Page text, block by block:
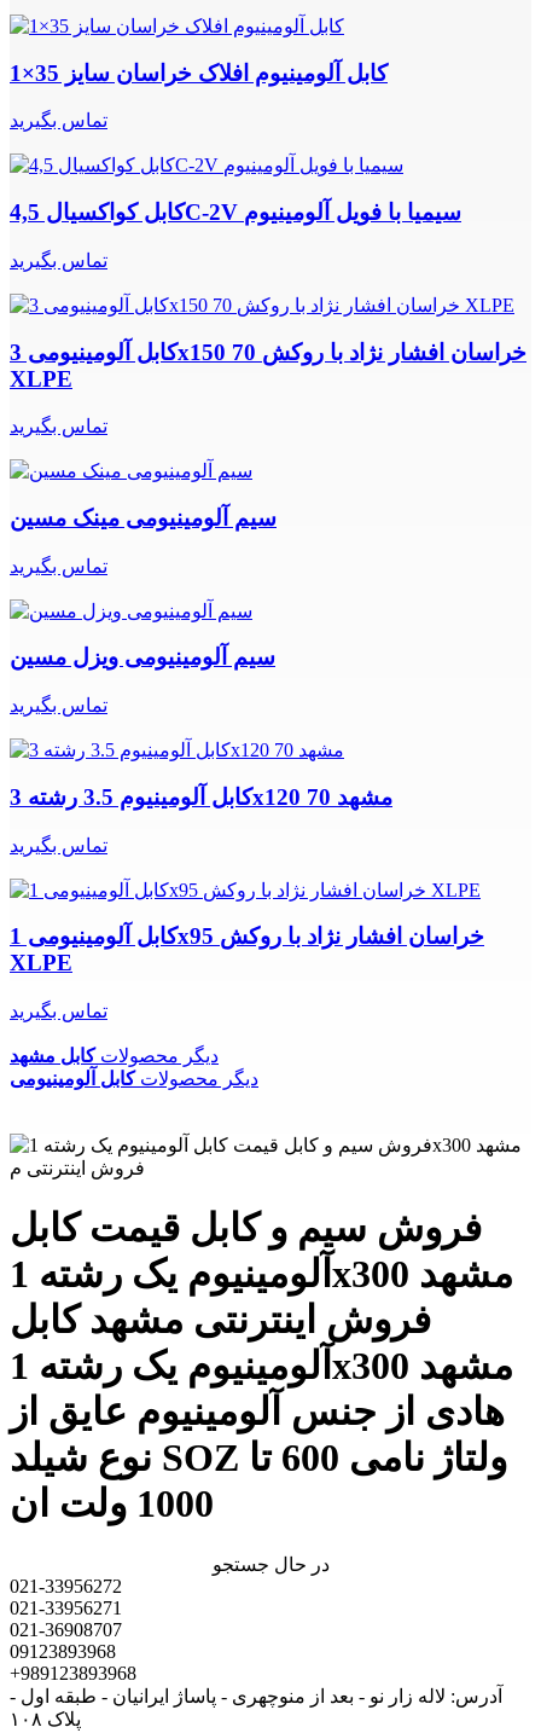
کابل آلومینیوم افلاک خراسان سایز 35×1
تماس بگیرید
کابل کواکسیال 4,5C-2V سیمیا با فویل آلومینیوم
تماس بگیرید
کابل آلومینیومی 3x150 70 خراسان افشار نژاد با روکش
XLPE
تماس بگیرید
سیم آلومینیومی مینک مسین
تماس بگیرید
سیم آلومینیومی ویزل مسین
تماس بگیرید
کابل آلومینیوم 3.5 رشته 3x120 70 مشهد
تماس بگیرید
کابل آلومینیومی 1x95 خراسان افشار نژاد با روکش
XLPE
تماس بگیرید
دیگر محصولاتکابل مشهد
دیگر محصولاتکابل آلومینیومی
فروش سیم و کابل قیمت کابل
آلومینیوم یک رشته 1x300 مشهد
فروش اینترنتی مشهد کابل
آلومینیوم یک رشته 1x300 مشهد
هادی از جنس آلومینیوم عایق از
نوع شیلد SOZ ولتاژ نامی 600 تا
1000 ولت ان
در حال جستجو
021-33956272
021-33956271
021-36908707
09123893968
+989123893968
آدرس: لاله زار نو - بعد از منوچهری - پاساژ ایرانیان - طبقه اول -
پلاک ۱۰۸